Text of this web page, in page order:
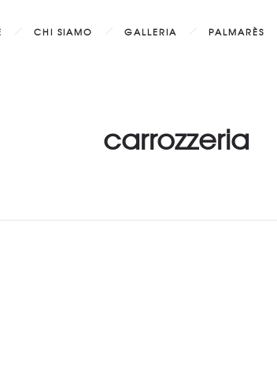
CHI SIAMO GALLERIA PALMARÈS
carrozzeria